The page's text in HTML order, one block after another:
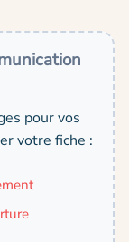
pour vos
votre fiche :